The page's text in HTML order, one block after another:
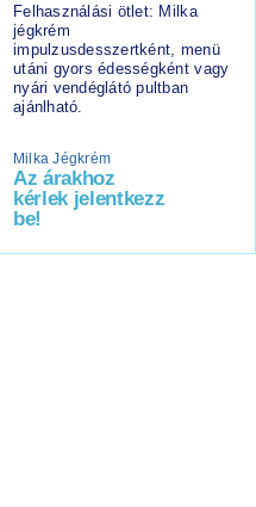
Felhasználási ötlet: Milka
jégkrém
impulzusdesszertként, menü
utáni gyors édességként vagy
nyári vendéglátó pultban
ajánlható.
Milka Jégkrém
Az árakhoz
kérlek jelentkezz
be!